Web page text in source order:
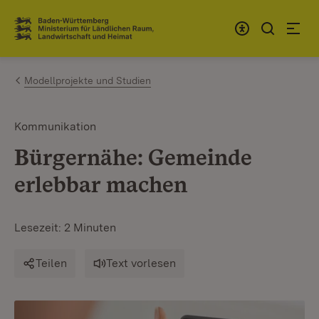
Zum Inhalt springen
Link zur Startseite
Modellprojekte und Studien
Kommunikation
Bürgernähe: Gemeinde
erlebbar machen
Lesezeit: 2 Minuten
Teilen Text vorlesen